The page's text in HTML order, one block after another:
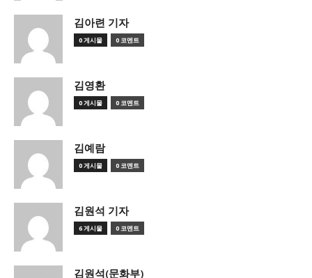
김아련 기자
0 게시물 0 코멘트
김영환
0 게시물 0 코멘트
김예람
0 게시물 0 코멘트
김원석 기자
6 게시물 0 코멘트
김원석(문화부)